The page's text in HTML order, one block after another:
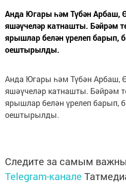
Анда Югары һәм Түбән Арбаш,
яшәүчеләр катнашты. Бәйрәм
ярышлар белән үрелеп барып,
оештырылды.
Анда Югары һәм Түбән Арбаш,
яшәүчеләр катнашты. Бәйрәм
ярышлар белән үрелеп барып,
оештырылды.
Следите за самым
Telegram-канале